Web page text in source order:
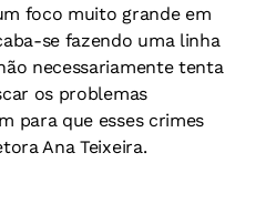
foco muito grande em
se fazendo uma linha
necessariamente tenta
os problemas
para que esses crimes
Ana Teixeira.